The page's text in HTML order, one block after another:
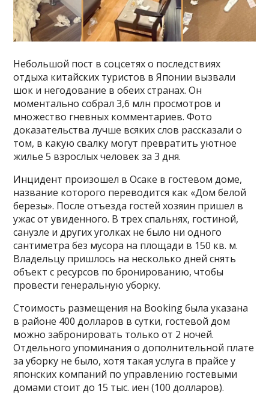
Небольшой пост в соцсетях о последствиях
отдыха китайских туристов в Японии вызвали
шок и негодование в обеих странах. Он
моментально собрал 3,6 млн просмотров и
множество гневных комментариев. Фото
доказательства лучше всяких слов рассказали о
том, в какую свалку могут превратить уютное
жилье 5 взрослых человек за 3 дня.
Инцидент произошел в Осаке в гостевом доме,
название которого переводится как «Дом белой
березы». После отъезда гостей хозяин пришел в
ужас от увиденного. В трех спальнях, гостиной,
санузле и других уголках не было ни одного
сантиметра без мусора на площади в 150 кв. м.
Владельцу пришлось на несколько дней снять
объект с ресурсов по бронированию, чтобы
провести генеральную уборку.
Стоимость размещения на Booking была указана
в районе 400 долларов в сутки, гостевой дом
можно забронировать только от 2 ночей.
Отдельного упоминания о дополнительной плате
за уборку не было, хотя такая услуга в прайсе у
японских компаний по управлению гостевыми
домами стоит до 15 тыс. иен (100 долларов).